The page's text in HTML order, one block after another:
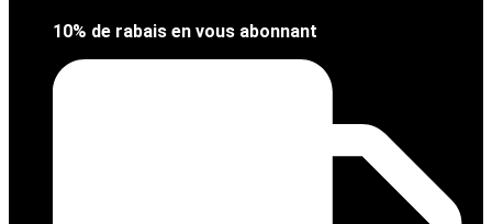
10% de rabais en vous abonnant